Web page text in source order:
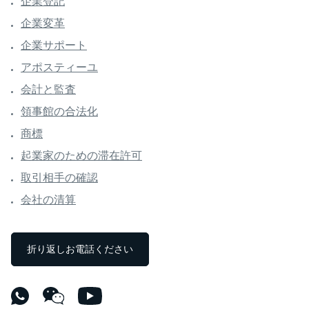
企業変革
企業サポート
アポスティーユ
会計と監査
領事館の合法化
商標
起業家のための滞在許可
取引相手の確認
会社の清算
折り返しお電話ください